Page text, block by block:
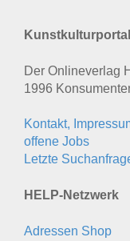
Der Onlineverlag
1996
Kontakt,
offene Jobs
Letzte
HELP-Netzwerk
Adressen Shop